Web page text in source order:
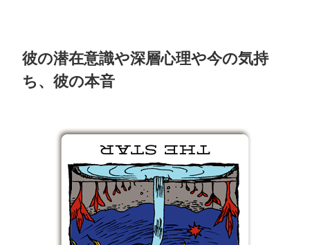
彼の潜在意識や深層心理や今の気持
ち、彼の本音